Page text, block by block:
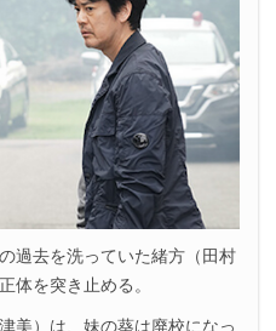
過去を洗っていた緒方（田村
体を突き止める。
美）は、妹の葵は廃校になっ